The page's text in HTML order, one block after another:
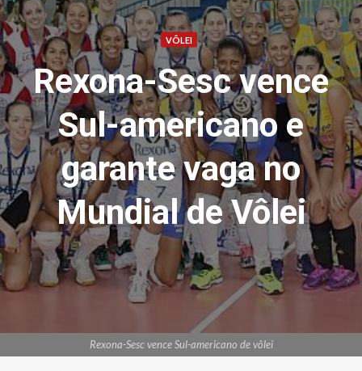
VÔLEI
Rexona-Sesc vence
Sul-americano e
garante vaga no
Mundial de Vôlei
Rexona-Sesc vence Sul-americano de vôlei